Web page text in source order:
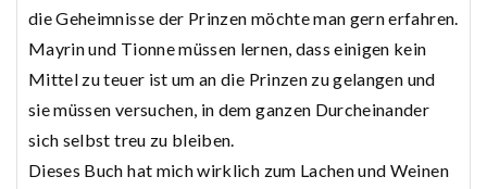
die Geheimnisse der Prinzen möchte man gern erfahren.
Mayrin und Tionne müssen lernen, dass einigen kein
Mittel zu teuer ist um an die Prinzen zu gelangen und
sie müssen versuchen, in dem ganzen Durcheinander
sich selbst treu zu bleiben.
Dieses Buch hat mich wirklich zum Lachen und Weinen